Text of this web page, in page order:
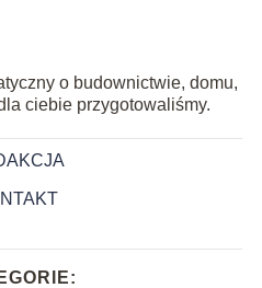
o budownictwie, domu,
ciebie przygotowaliśmy.